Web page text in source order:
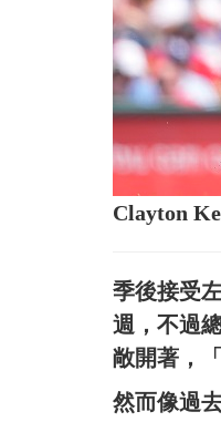
Clayton
季後接受
週，不過
敞開著，
然而像過